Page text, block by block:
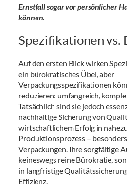
Ernstfall sogar vor persönlicher
können.
Spezifikationen
Auf den ersten Blick wirken
ein bürokratisches Übel, aber
Verpackungsspezifikationen
reduzieren: umfangreich,
Tatsächlich sind sie jedoch
nachhaltige Sicherung von
wirtschaftlichem Erfolg in
Produktionsprozess –
Verpackungen. Ihre sorgfältige
keineswegs reine Bürokratie,
in langfristige
Effizienz.